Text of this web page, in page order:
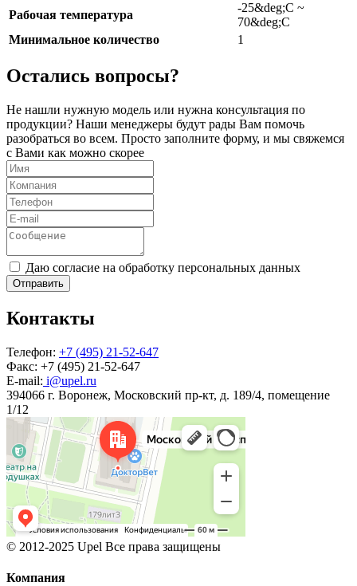
Рабочая температура
-25&deg;C ~
70&deg;C
Минимальное количество
1
Остались вопросы?
Не нашли нужную модель или нужна консультация по
продукции? Наши менеджеры будут рады Вам помочь
разобраться во всем. Просто заполните форму, и мы свяжемся
с Вами как можно скорее
Даю согласие на обработку персональных данных
Отправить
Контакты
Телефон: +7 (495) 21-52-647
Факс: +7 (495) 21-52-647
E-mail: i@upel.ru
394066 г. Воронеж, Московский пр-кт, д. 189/4, помещение
1/12
© 2012-2025 Upel Все права защищены
Компания